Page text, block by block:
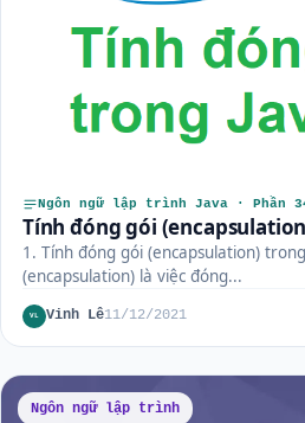
Ngôn ngữ lập trình Java · Phần
Tính đóng gói
1. Tính đóng gói (encapsulation)
(encapsulation) là việc đóng...
VL Vinh Lê11/12/2021
Ngôn ngữ lập trình